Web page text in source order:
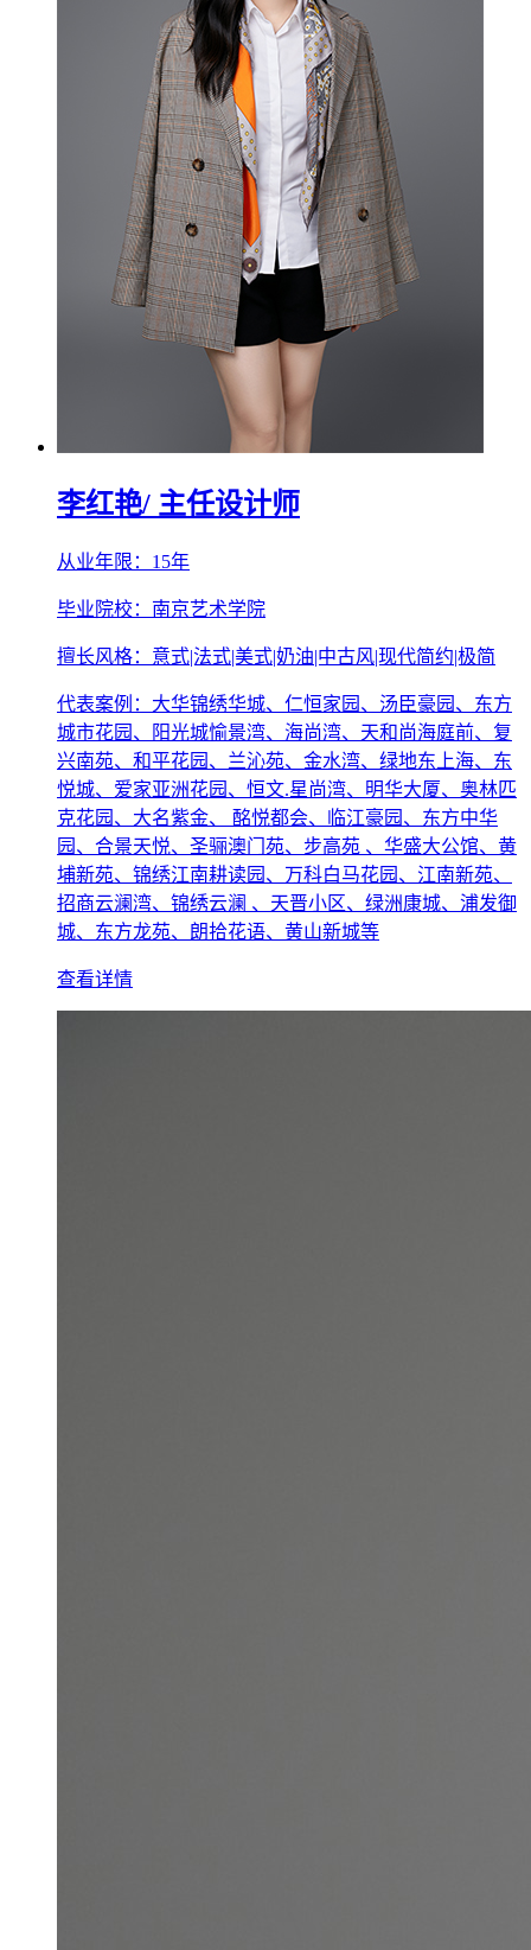
李红艳/ 主任设计师
从业年限：15年
毕业院校：南京艺术学院
擅长风格：意式|法式|美式|奶油|中古风|现代简约|极简
代表案例：大华锦绣华城、仁恒家园、汤臣豪园、东方
城市花园、阳光城愉景湾、海尚湾、天和尚海庭前、复
兴南苑、和平花园、兰沁苑、金水湾、绿地东上海、东
悦城、爱家亚洲花园、恒文.星尚湾、明华大厦、奥林匹
克花园、大名紫金、 酩悦都会、临江豪园、东方中华
园、合景天悦、圣骊澳门苑、步高苑 、华盛大公馆、黄
埔新苑、锦绣江南耕读园、万科白马花园、江南新苑、
招商云澜湾、锦绣云澜 、天晋小区、绿洲康城、浦发御
城、东方龙苑、朗拾花语、黄山新城等
查看详情